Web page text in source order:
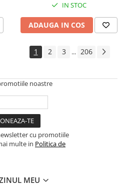
IN STOC
ADAUGA IN COS
1 2 3 ... 206
noastre
cu promotiile
multe in Politica de
MEU